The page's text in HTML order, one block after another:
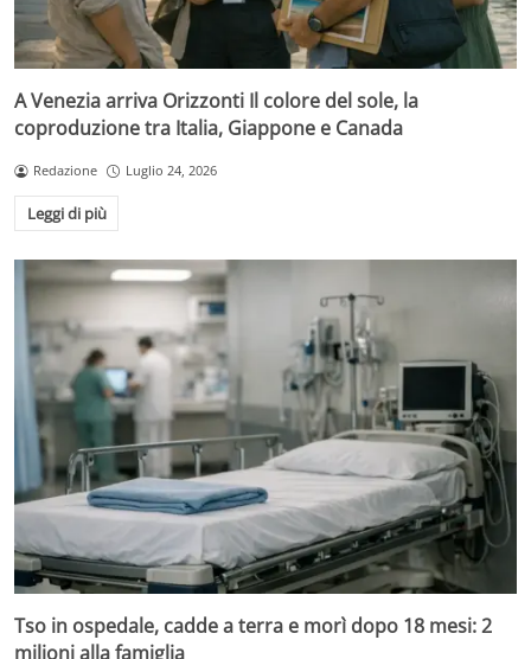
A Venezia arriva Orizzonti Il colore del sole, la
coproduzione tra Italia, Giappone e Canada
Redazione Luglio 24, 2026
Leggi di più
Tso in ospedale, cadde a terra e morì dopo 18 mesi: 2
milioni alla famiglia